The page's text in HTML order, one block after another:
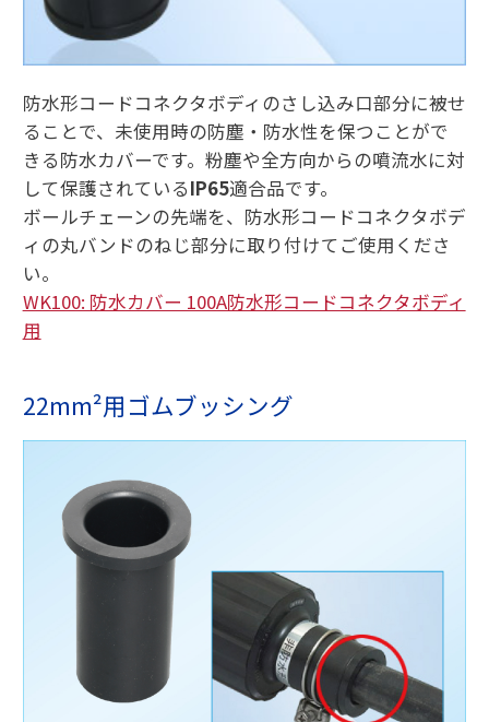
防水形コードコネクタボディのさし込み口部分に被せ
ることで、未使用時の防塵・防水性を保つことがで
きる防水カバーです。粉塵や全方向からの噴流水に対
して保護されているIP65適合品です。
ボールチェーンの先端を、防水形コードコネクタボデ
ィの丸バンドのねじ部分に取り付けてご使用くださ
い。
WK100: 防水カバー 100A防水形コードコネクタボディ
用
22mm²用ゴムブッシング